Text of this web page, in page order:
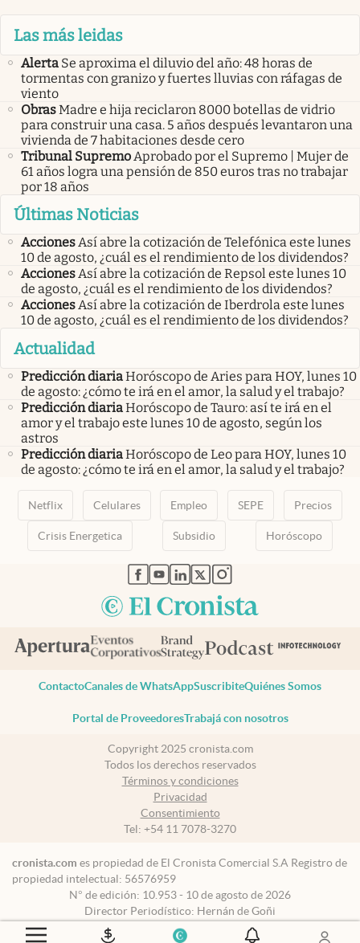
Las más leidas
Alerta Se aproxima el diluvio del año: 48 horas de
tormentas con granizo y fuertes lluvias con ráfagas de
viento
ObrasMadre e hija reciclaron 8000 botellas de vidrio
para construir una casa. 5 años después levantaron una
vivienda de 7 habitaciones desde cero
Tribunal SupremoAprobado por el Supremo | Mujer de
61 años logra una pensión de 850 euros tras no trabajar
por 18 años
Últimas Noticias
AccionesAsí abre la cotización de Telefónica este lunes
10 de agosto, ¿cuál es el rendimiento de los dividendos?
AccionesAsí abre la cotización de Repsol este lunes 10
de agosto, ¿cuál es el rendimiento de los dividendos?
AccionesAsí abre la cotización de Iberdrola este lunes
10 de agosto, ¿cuál es el rendimiento de los dividendos?
Actualidad
Predicción diariaHoróscopo de Aries para HOY, lunes 10
de agosto: ¿cómo te irá en el amor, la salud y el trabajo?
Predicción diariaHoróscopo de Tauro: así te irá en el
amor y el trabajo este lunes 10 de agosto, según los
astros
Predicción diariaHoróscopo de Leo para HOY, lunes 10
de agosto: ¿cómo te irá en el amor, la salud y el trabajo?
Netflix Celulares Empleo SEPE Precios
Crisis Energetica Subsidio Horóscopo
abre en nueva pestaña
abre en nueva pestaña
abre en nueva pestaña
abre en nueva pestaña
abre en nueva pestaña
ContactoCanales de WhatsAppSuscribiteQuiénes Somos
Portal de ProveedoresTrabajá con nosotros
Copyright 2025 cronista.com
Todos los derechos reservados
Términos y condiciones
Privacidad
Consentimiento
Tel: +54 11 7078-3270
cronista.com es propiedad de El Cronista Comercial S.A Registro de
propiedad intelectual: 56576959
N° de edición: 10.953 - 10 de agosto de 2026
Director Periodístico: Hernán de Goñi